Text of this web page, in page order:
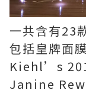
一共含有23
包括皇牌面
Kiehl’s
Janine